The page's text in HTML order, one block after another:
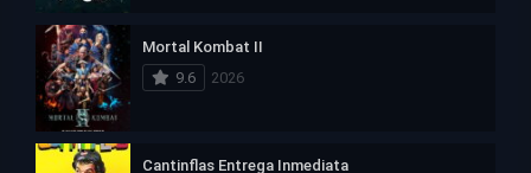
Mortal Kombat II
9.6
2026
Cantinflas Entrega Inmediata